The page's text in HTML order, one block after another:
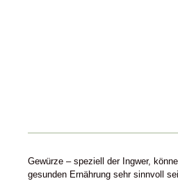
Gewürze – speziell der Ingwer,
gesunden Ernährung sehr sinnvoll